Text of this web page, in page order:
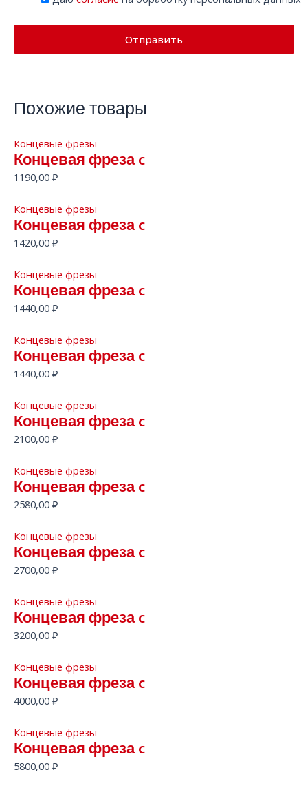
Похожие товары
Концевые фрезы
Концевая фреза c
1190,00 ₽
Концевые фрезы
Концевая фреза c
1420,00 ₽
Концевые фрезы
Концевая фреза c
1440,00 ₽
Концевые фрезы
Концевая фреза c
1440,00 ₽
Концевые фрезы
Концевая фреза c
2100,00 ₽
Концевые фрезы
Концевая фреза c
2580,00 ₽
Концевые фрезы
Концевая фреза c
2700,00 ₽
Концевые фрезы
Концевая фреза c
3200,00 ₽
Концевые фрезы
Концевая фреза c
4000,00 ₽
Концевые фрезы
Концевая фреза c
5800,00 ₽